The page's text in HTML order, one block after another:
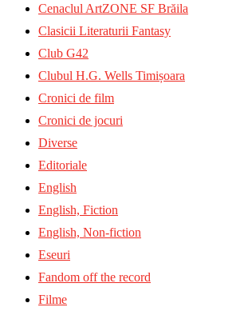
Cenaclul ArtZONE SF Brăila
Clasicii Literaturii Fantasy
Club G42
Clubul H.G. Wells Timișoara
Cronici de film
Cronici de jocuri
Diverse
Editoriale
English
English, Fiction
English, Non-fiction
Eseuri
Fandom off the record
Filme